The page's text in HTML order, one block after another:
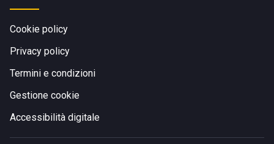
Cookie policy
Privacy policy
Termini e condizioni
Gestione cookie
Accessibilità digitale